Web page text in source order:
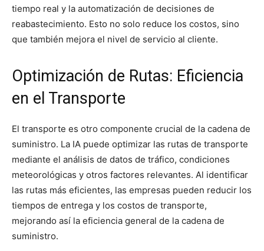
tiempo real y la automatización de decisiones de
reabastecimiento. Esto no solo reduce los costos, sino
que también mejora el nivel de servicio al cliente.
Optimización de Rutas: Eficiencia
en el Transporte
El transporte es otro componente crucial de la cadena de
suministro. La IA puede optimizar las rutas de transporte
mediante el análisis de datos de tráfico, condiciones
meteorológicas y otros factores relevantes. Al identificar
las rutas más eficientes, las empresas pueden reducir los
tiempos de entrega y los costos de transporte,
mejorando así la eficiencia general de la cadena de
suministro.